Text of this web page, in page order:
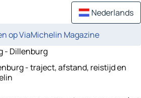
Nederlands
op ViaMichelin Magazine
- Dillenburg
- traject, afstand, reistijd en